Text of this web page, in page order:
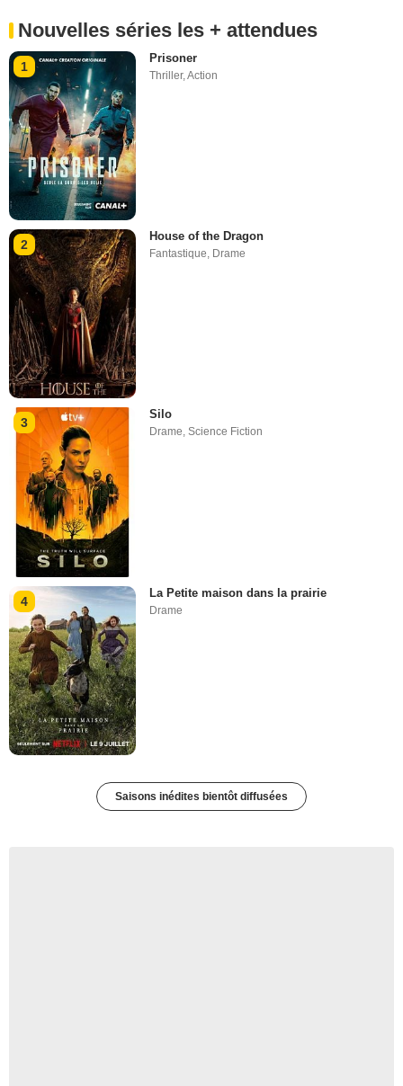
Nouvelles séries les + attendues
1
Prisoner
Thriller,Action
2
House of the Dragon
Fantastique, Drame
3
Silo
Drame,Science Fiction
4
La Petite maison dans la prairie
Drame
Saisons inédites bientôt diffusées